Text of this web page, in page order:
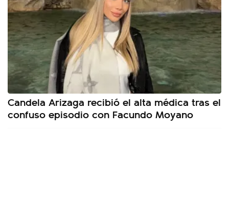
Candela Arizaga recibió el alta médica tras el
confuso episodio con Facundo Moyano